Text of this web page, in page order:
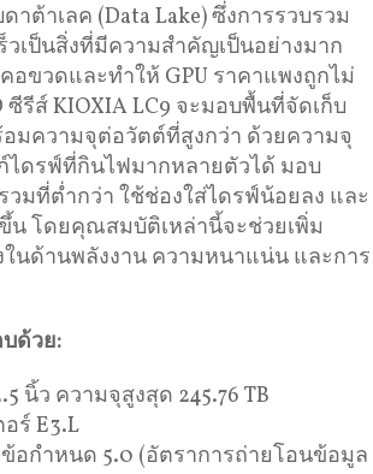
าต้าเลค (Data Lake) ซึ่งการรวบรวม
เป็นสิ่งที่มีความสำคัญเป็นอย่างมาก
ขวดและทำให้ GPU ราคาแพงถูกไม่
รีส์ KIOXIA LC9 จะมอบพื้นที่จัดเก็บ
ความจุต่อวัตต์ที่สูงกว่า ด้วยความจุ
ไดรฟ์ที่กินไฟมากหลายตัวได้ มอบ
มที่ต่ำกว่า ใช้ช่องใส่ไดรฟ์น้อยลง และ
น โดยคุณสมบัติเหล่านี้จะช่วยเพิ่ม
ในด้านพลังงาน ความหนาแน่น และการ
ด้วย:
นิ้ว ความจุสูงสุด 245.76 TB
ร์ E3.L
อกำหนด 5.0 (อัตราการถ่ายโอนข้อมูล